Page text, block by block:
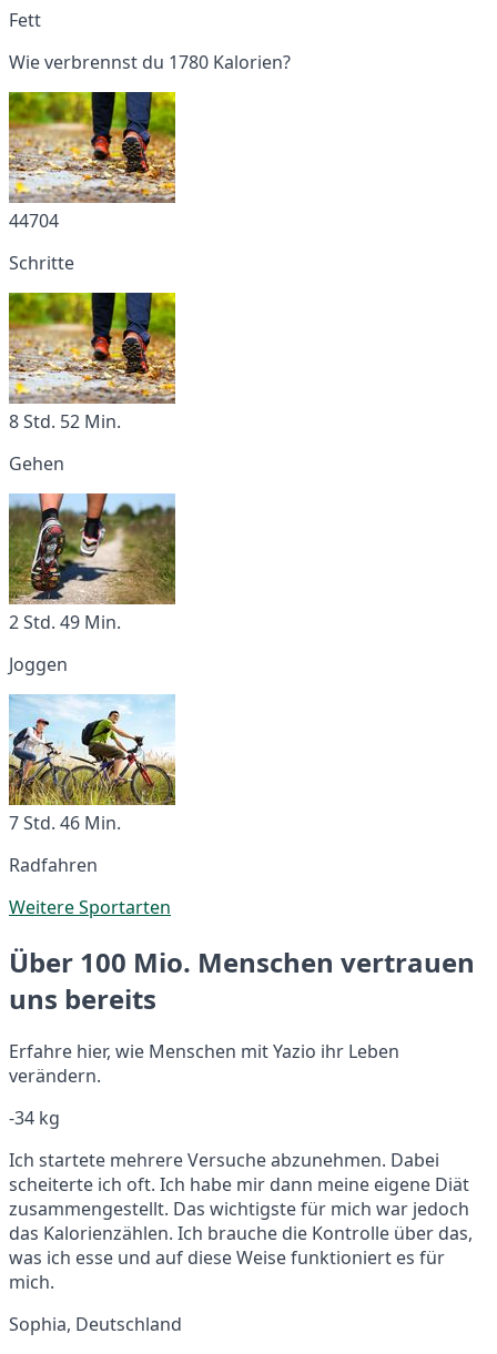
Fett
Wie verbrennst du 1780 Kalorien?
44704
Schritte
8 Std. 52 Min.
Gehen
2 Std. 49 Min.
Joggen
7 Std. 46 Min.
Radfahren
Weitere Sportarten
Über 100 Mio. Menschen vertrauen
uns bereits
Erfahre hier, wie Menschen mit Yazio ihr Leben
verändern.
-34 kg
Ich startete mehrere Versuche abzunehmen. Dabei
scheiterte ich oft. Ich habe mir dann meine eigene Diät
zusammengestellt. Das wichtigste für mich war jedoch
das Kalorienzählen. Ich brauche die Kontrolle über das,
was ich esse und auf diese Weise funktioniert es für
mich.
Sophia, Deutschland